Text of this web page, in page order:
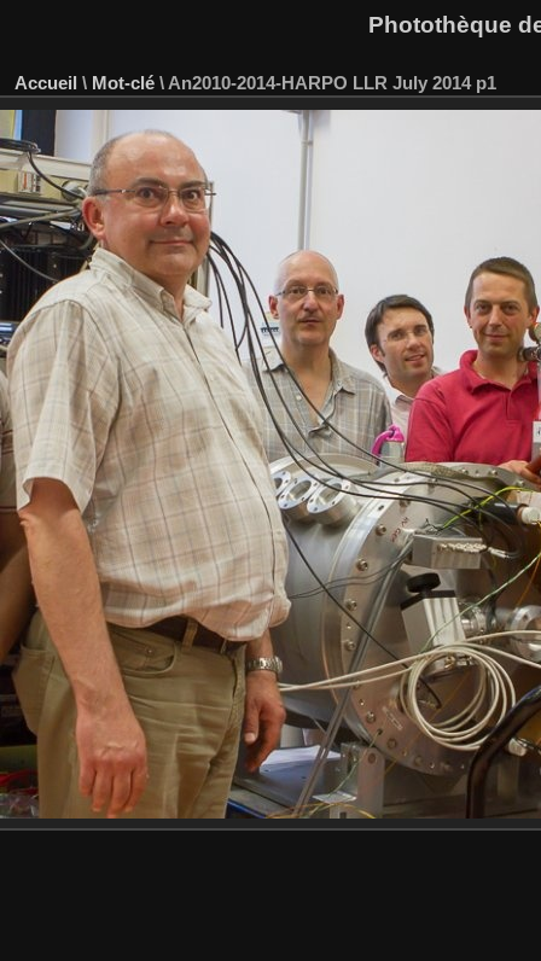
Photothèque
Accueil \ Mot-clé \ An2010-2014-HARPO LLR July 2014 p1